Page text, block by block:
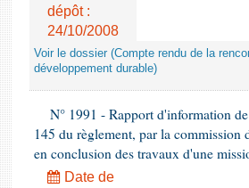
Comptes rendus des débats
dépôt :
24/10/2008
Voir le dossier (Compte rendu de la
développement durable)
N° 1991 - Rapport d'information
145 du règlement, par la commission
en conclusion des travaux d'une
Date de